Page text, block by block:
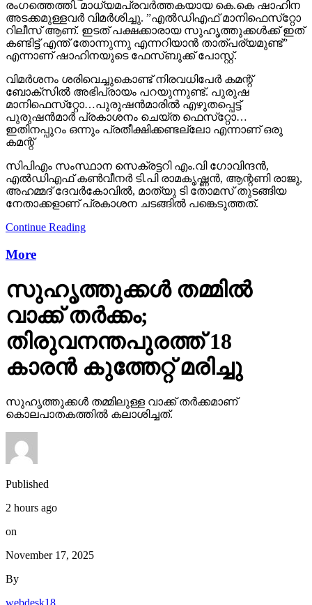
രംഗത്തെത്തി. മാധ്യമപ്രവര്‍ത്തകയായ കെ.കെ ഷാഹിന
അടക്കമുള്ളവര്‍ വിമര്‍ശിച്ചു. ”എല്‍ഡിഎഫ് മാനിഫെസ്‌റ്റോ
റിലീസ് ആണ്. ഇടത് പക്ഷക്കാരായ സുഹൃത്തുക്കള്‍ക്ക് ഇത്
കണ്ടിട്ട് എന്ത് തോന്നുന്നു എന്നറിയാന്‍ താത്പര്യമുണ്ട്”
എന്നാണ് ഷാഹിനയുടെ ഫേസ്ബുക്ക് പോസ്റ്റ്.
വിമര്‍ശനം ശരിവെച്ചുകൊണ്ട് നിരവധിപേര്‍ കമന്റ്
ബോക്‌സില്‍ അഭിപ്രായം പറയുന്നുണ്ട്. പുരുഷ
മാനിഫെസ്‌റ്റോ…പുരുഷന്‍മാരില്‍ എഴുതപ്പെട്ട്
പുരുഷന്‍മാര്‍ പ്രകാശനം ചെയ്ത ഫെസ്‌റ്റോ…
ഇതിനപ്പുറം ഒന്നും പ്രതീക്ഷിക്കണ്ടല്ലോ എന്നാണ് ഒരു
കമന്റ്
സിപിഎം സംസ്ഥാന സെക്രട്ടറി എം.വി ഗോവിന്ദന്‍,
എല്‍ഡിഎഫ് കണ്‍വീനര്‍ ടി.പി രാമകൃഷ്ണന്‍, ആന്റണി രാജു,
അഹമ്മദ് ദേവര്‍കോവില്‍, മാത്യു ടി തോമസ് തുടങ്ങിയ
നേതാക്കളാണ് പ്രകാശന ചടങ്ങില്‍ പങ്കെടുത്തത്.
Continue Reading
More
സുഹൃത്തുക്കള്‍ തമ്മില്‍
വാക്ക് തര്‍ക്കം;
തിരുവനന്തപുരത്ത് 18
കാരന്‍ കുത്തേറ്റ് മരിച്ചു
സുഹൃത്തുക്കള്‍ തമ്മിലുള്ള വാക്ക് തര്‍ക്കമാണ്
കൊലപാതകത്തില്‍ കലാശിച്ചത്.
Published
2 hours ago
on
November 17, 2025
By
webdesk18